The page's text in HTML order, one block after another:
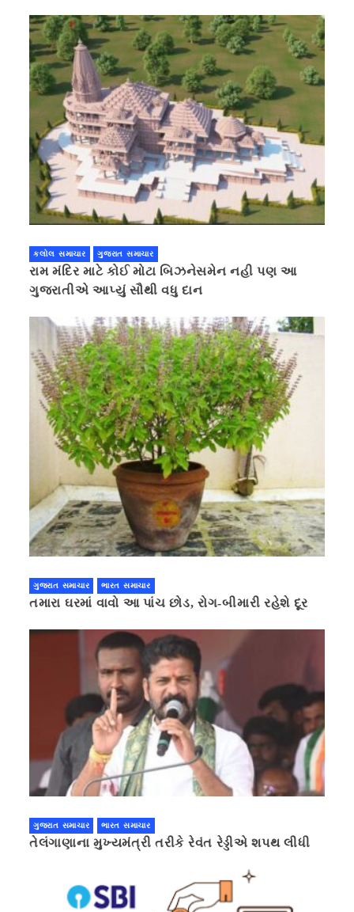
કલોલ સમાચાર ગુજરાત સમાચાર
રામ મંદિર માટે કોઈ મોટા બિઝનેસમેન નહી પણ આ
ગુજરાતીએ આપ્યું સૌથી વધુ દાન
ગુજરાત સમાચાર ભારત સમાચાર
તમારા ઘરમાં વાવો આ પાંચ છોડ, રોગ-બીમારી રહેશે દૂર
ગુજરાત સમાચાર ભારત સમાચાર
તેલંગાણાના મુખ્યમંત્રી તરીકે રેવંત રેડ્ડીએ શપથ લીધી